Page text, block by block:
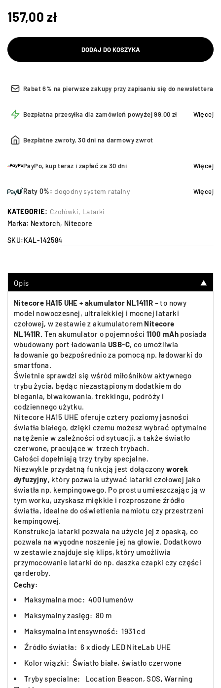
157,00zł
DODAJ DO KOSZYKA
Rabat 6% na pierwsze zakupy przy zapisaniu się do newslettera
Bezpłatna przesyłka dla zamówień powyżej 99,00 zł Więcej
Bezpłatne zwroty, 30 dni na darmowy zwrot
PayPo, kup teraz i zapłać za 30 dni Więcej
Raty 0%: dogodny system ratalny Więcej
KATEGORIE: Czołówki, Latarki
Marka: Nextorch, Nitecore
SKU:KAL-142584
Opis ▼
Nitecore HA15 UHE + akumulator NL1411R – to nowy
model nowoczesnej, ultralekkiej i mocnej latarki
czołowej, w zestawie z akumulatorem Nitecore
NL1411R. Ten akumulator o pojemności 1100 mAh posiada
wbudowany port ładowaniaUSB-C, co umożliwia
ładowanie go bezpośrednio za pomocą np. ładowarki do
smartfona.
Świetnie sprawdzi się wśród miłośników aktywnego
trybu życia, będąc niezastąpionym dodatkiem do
biegania, biwakowania, trekkingu, podróży i
codziennego użytku.
Nitecore HA15 UHE oferuje cztery poziomy jasności
światła białego, dzięki czemu możesz wybrać optymalne
natężenie w zależności od sytuacji, a także światło
czerwone, pracujące w trzech trybach.
Całości dopełniają trzy tryby specjalne.
Niezwykle przydatną funkcją jest dołączonyworek
dyfuzyjny, który pozwala używać latarki czołowej jako
światła np. kempingowego. Po prostu umieszczając ją w
tym worku, uzyskasz miękkie i rozproszone źródło
światła, idealne do oświetlenia namiotu czy przestrzeni
kempingowej.
Konstrukcja latarki pozwala na użycie jej z opaską, co
pozwala na wygodne noszenie jej na głowie. Dodatkowo
w zestawie znajduje się klips, który umożliwia
przymocowanie latarki do np. daszka czapki czy części
garderoby.
Cechy:
Maksymalna moc: 400 lumenów
Maksymalny zasięg: 80 m
Maksymalna intensywność: 1931 cd
Źródło światła: 6 x diody LED NiteLab UHE
Kolor wiązki: Światło białe, światło czerwone
Tryby specialne:
Location Beacon, SOS, Warning